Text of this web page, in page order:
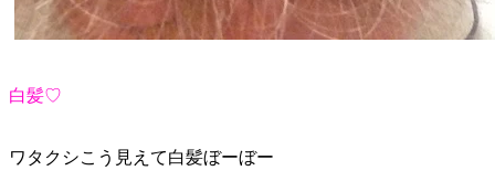
白髪♡
ワタクシこう見えて白髪ぼーぼー